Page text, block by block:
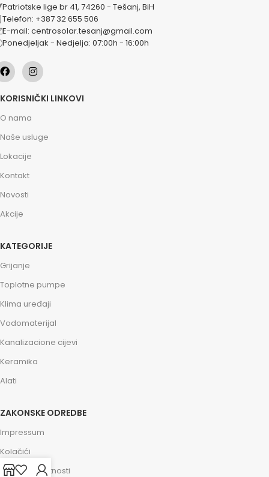
Patriotske lige br 41, 74260 - Tešanj, BiH
Telefon: +387 32 655 506
E-mail: centrosolar.tesanj@gmail.com
Ponedjeljak - Nedjelja: 07:00h - 16:00h
KORISNIČKI LINKOVI
O nama
Naše usluge
Lokacije
Kontakt
Novosti
Akcije
KATEGORIJE
Grijanje
Toplotne pumpe
Klima uređaji
Vodomaterijal
Kanalizacione cijevi
Keramika
Alati
ZAKONSKE ODREDBE
Impressum
Kolačići
Politika privatnosti